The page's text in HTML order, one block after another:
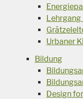
Lehrgang
Urbaner
Bildung
Design